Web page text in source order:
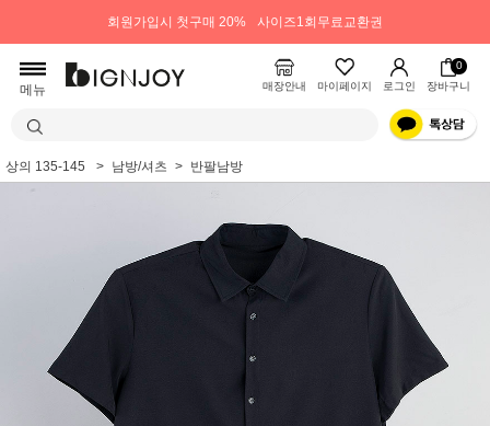
회원가입시 첫구매 20% 사이즈1회무료교환권
메뉴 매장안내 마이페이지 로그인
0
장바구니
상의 135-145 남방/셔츠 반팔남방